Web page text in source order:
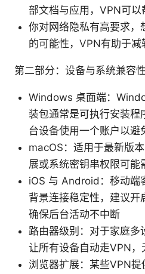
部文档与应用，VPN可以
你对网络隐私有高要求，
的可能性，VPN有助于减
第二部分：设备与系统兼容性
Windows 桌面端：
装包通常是可执行安装程
台设备使用一个账户以避
macOS：适用于最新版
展或系统密钥串权限可能
iOS 与 Android：移动端
背景连接稳定性，建议开
确保后台活动不中断
路由器级别：对于家庭
让所有设备自动走VPN，
浏览器扩展：某些VPN